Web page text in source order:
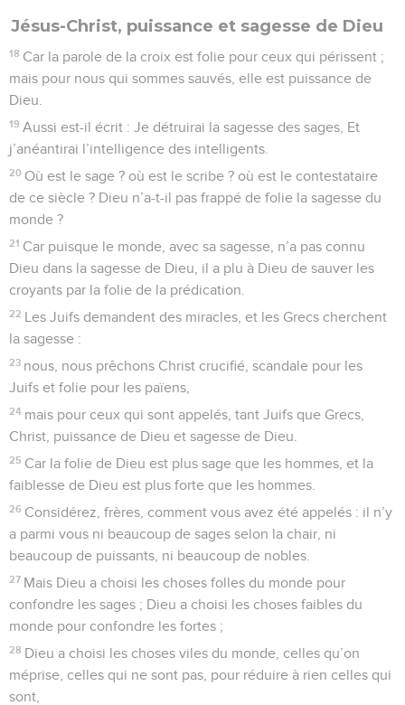
Jésus-Christ, puissance et sagesse de Dieu
18 Car la parole de la croix est folie pour ceux qui périssent ;
mais pour nous qui sommes sauvés, elle est puissance de
Dieu.
19 Aussi est-il écrit : Je détruirai la sagesse des sages, Et
j’anéantirai l’intelligence des intelligents.
20 Où est le sage ? où est le scribe ? où est le contestataire
de ce siècle ? Dieu n’a-t-il pas frappé de folie la sagesse du
monde ?
21 Car puisque le monde, avec sa sagesse, n’a pas connu
Dieu dans la sagesse de Dieu, il a plu à Dieu de sauver les
croyants par la folie de la prédication.
22 Les Juifs demandent des miracles, et les Grecs cherchent
la sagesse :
23 nous, nous prêchons Christ crucifié, scandale pour les
Juifs et folie pour les païens,
24 mais pour ceux qui sont appelés, tant Juifs que Grecs,
Christ, puissance de Dieu et sagesse de Dieu.
25 Car la folie de Dieu est plus sage que les hommes, et la
faiblesse de Dieu est plus forte que les hommes.
26 Considérez, frères, comment vous avez été appelés : il n’y
a parmi vous ni beaucoup de sages selon la chair, ni
beaucoup de puissants, ni beaucoup de nobles.
27 Mais Dieu a choisi les choses folles du monde pour
confondre les sages ; Dieu a choisi les choses faibles du
monde pour confondre les fortes ;
28 Dieu a choisi les choses viles du monde, celles qu’on
méprise, celles qui ne sont pas, pour réduire à rien celles qui
sont,